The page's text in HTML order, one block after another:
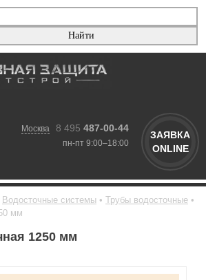
Москва 8 495 487-00-44
пн-пт 9:00–18:00
ЗАЯВКА
ONLINE
Водосточные системы
Трубы водосточные
мм
1250 мм